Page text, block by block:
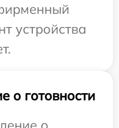
устройства
о готовности